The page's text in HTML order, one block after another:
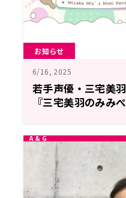
お知らせ
6/16, 2025
若手声優・三宅美
『三宅美羽のみみ